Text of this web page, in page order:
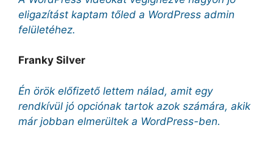
eligazítást kaptam tőled a WordPress admin
felületéhez.
Franky Silver
Én örök előfizető lettem nálad, amit egy
rendkívül jó opciónak tartok azok számára, akik
már jobban elmerültek a WordPress-ben.